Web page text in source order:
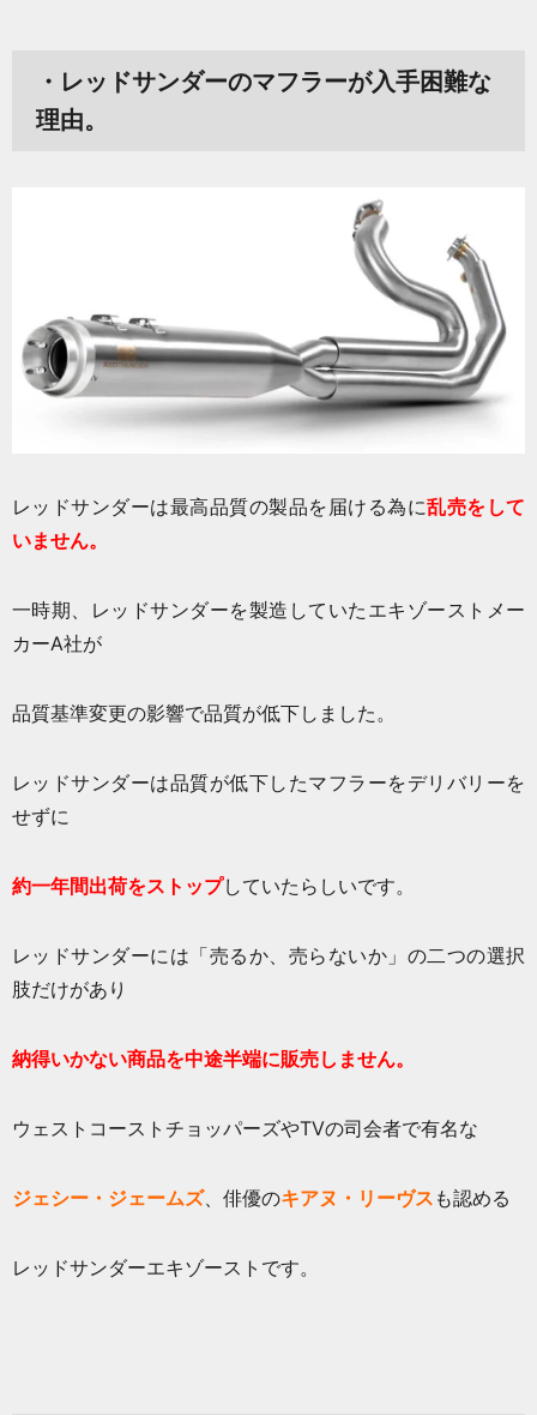
・レッドサンダーのマフラーが入手困難な
理由。
レッドサンダーは最高品質の製品を届ける為に乱売をして
いません。
一時期、レッドサンダーを製造していたエキゾーストメー
カーA社が
品質基準変更の影響で品質が低下しました。
レッドサンダーは品質が低下したマフラーをデリバリーを
せずに
約一年間出荷をストップしていたらしいです。
レッドサンダーには「売るか、売らないか」の二つの選択
肢だけがあり
納得いかない商品を中途半端に販売しません。
ウェストコーストチョッパーズやTVの司会者で有名な
ジェシー・ジェームズ、俳優のキアヌ・リーヴス も認める
レッドサンダーエキゾーストです。